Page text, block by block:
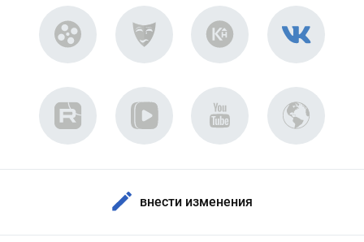
внести изменения